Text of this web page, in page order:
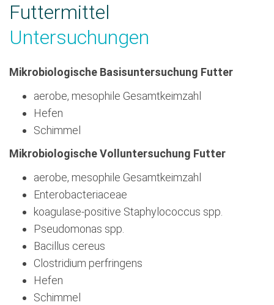
Futtermittel
Untersuchungen
Mikrobiologische Basisuntersuchung Futter
aerobe, mesophile Gesamtkeimzahl
Hefen
Schimmel
Mikrobiologische Volluntersuchung Futter
aerobe, mesophile Gesamtkeimzahl
Enterobacteriaceae
koagulase-positive Staphylococcus spp.
Pseudomonas spp.
Bacillus cereus
Clostridium perfringens
Hefen
Schimmel